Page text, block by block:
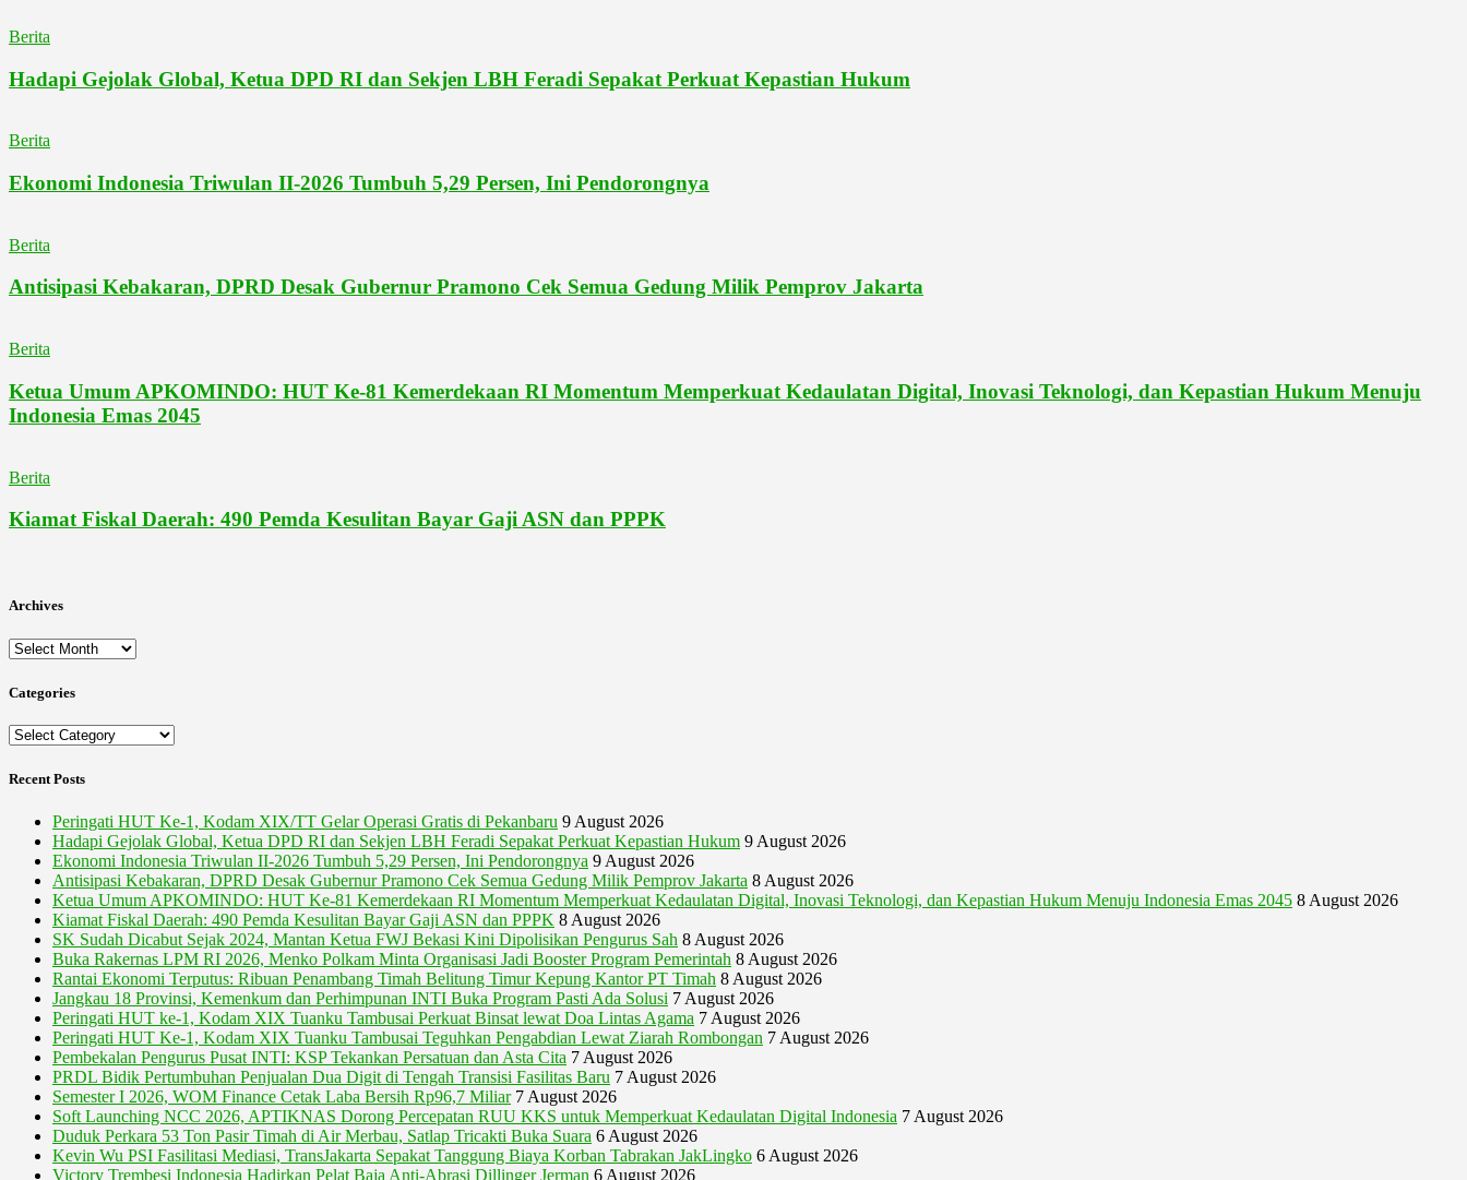
Berita
Hadapi Gejolak Global, Ketua DPD RI dan Sekjen LBH Feradi Sepakat Perkuat Kepastian Hukum
Berita
Ekonomi Indonesia Triwulan II-2026 Tumbuh 5,29 Persen, Ini Pendorongnya
Berita
Antisipasi Kebakaran, DPRD Desak Gubernur Pramono Cek Semua Gedung Milik Pemprov Jakarta
Berita
Ketua Umum APKOMINDO: HUT Ke-81 Kemerdekaan RI Momentum Memperkuat Kedaulatan Digital, Inovasi Teknologi, dan Kepastian Hukum Menuju
Indonesia Emas 2045
Berita
Kiamat Fiskal Daerah: 490 Pemda Kesulitan Bayar Gaji ASN dan PPPK
Archives
Archives
Categories
Categories
Recent Posts
Peringati HUT Ke-1, Kodam XIX/TT Gelar Operasi Gratis di Pekanbaru 9 August 2026
Hadapi Gejolak Global, Ketua DPD RI dan Sekjen LBH Feradi Sepakat Perkuat Kepastian Hukum 9 August 2026
Ekonomi Indonesia Triwulan II-2026 Tumbuh 5,29 Persen, Ini Pendorongnya 9 August 2026
Antisipasi Kebakaran, DPRD Desak Gubernur Pramono Cek Semua Gedung Milik Pemprov Jakarta 8 August 2026
Ketua Umum APKOMINDO: HUT Ke-81 Kemerdekaan RI Momentum Memperkuat Kedaulatan Digital, Inovasi Teknologi, dan Kepastian Hukum Menuju Indonesia Emas 2045 8 August 2026
Kiamat Fiskal Daerah: 490 Pemda Kesulitan Bayar Gaji ASN dan PPPK 8 August 2026
SK Sudah Dicabut Sejak 2024, Mantan Ketua FWJ Bekasi Kini Dipolisikan Pengurus Sah 8 August 2026
Buka Rakernas LPM RI 2026, Menko Polkam Minta Organisasi Jadi Booster Program Pemerintah 8 August 2026
Rantai Ekonomi Terputus: Ribuan Penambang Timah Belitung Timur Kepung Kantor PT Timah 8 August 2026
Jangkau 18 Provinsi, Kemenkum dan Perhimpunan INTI Buka Program Pasti Ada Solusi 7 August 2026
Peringati HUT ke-1, Kodam XIX Tuanku Tambusai Perkuat Binsat lewat Doa Lintas Agama 7 August 2026
Peringati HUT Ke-1, Kodam XIX Tuanku Tambusai Teguhkan Pengabdian Lewat Ziarah Rombongan 7 August 2026
Pembekalan Pengurus Pusat INTI: KSP Tekankan Persatuan dan Asta Cita 7 August 2026
PRDL Bidik Pertumbuhan Penjualan Dua Digit di Tengah Transisi Fasilitas Baru 7 August 2026
Semester I 2026, WOM Finance Cetak Laba Bersih Rp96,7 Miliar 7 August 2026
Soft Launching NCC 2026, APTIKNAS Dorong Percepatan RUU KKS untuk Memperkuat Kedaulatan Digital Indonesia 7 August 2026
Duduk Perkara 53 Ton Pasir Timah di Air Merbau, Satlap Tricakti Buka Suara 6 August 2026
Kevin Wu PSI Fasilitasi Mediasi, TransJakarta Sepakat Tanggung Biaya Korban Tabrakan JakLingko 6 August 2026
Victory Trembesi Indonesia Hadirkan Pelat Baja Anti-Abrasi Dillinger Jerman 6 August 2026